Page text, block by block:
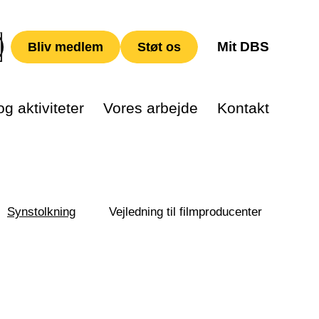
Bliv medlem Støt os Mit DBS
aktiviteter Vores arbejde Kontakt
Synstolkning Vejledning til filmproducenter